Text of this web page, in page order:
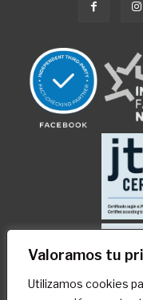
Valoramos tu
Utilizamos cookies